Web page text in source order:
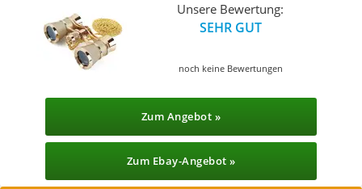
Unsere Bewertung:
SEHR GUT
noch keine Bewertungen
Zum Angebot »
Zum Ebay-Angebot »